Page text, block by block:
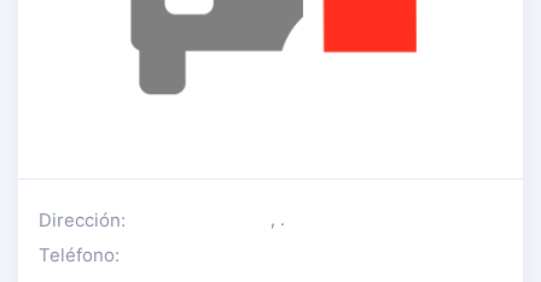
Dirección: , .
Teléfono: